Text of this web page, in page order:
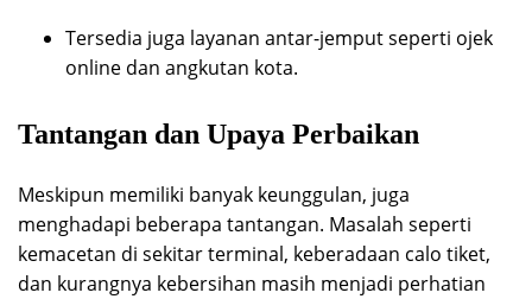
Tersedia juga layanan antar-jemput seperti ojek
online dan angkutan kota.
Tantangan dan Upaya Perbaikan
Meskipun memiliki banyak keunggulan, juga
menghadapi beberapa tantangan. Masalah seperti
kemacetan di sekitar terminal, keberadaan calo tiket,
dan kurangnya kebersihan masih menjadi perhatian